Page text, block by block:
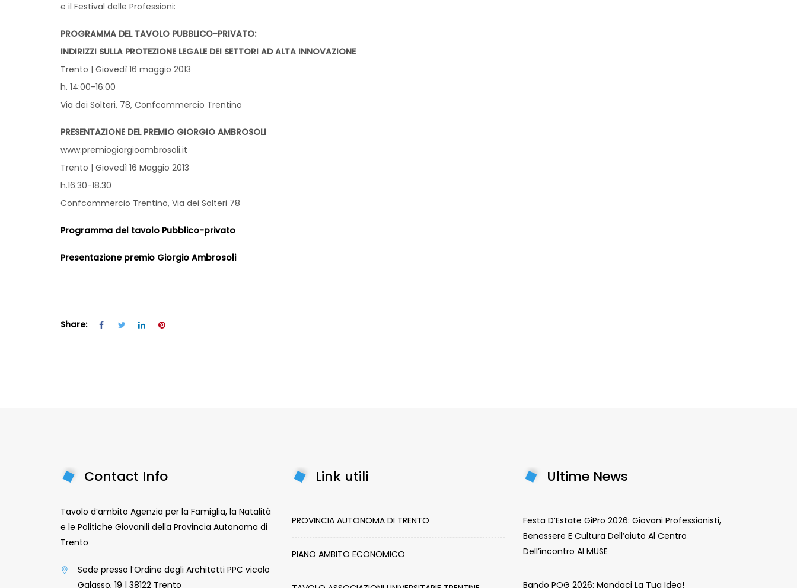
e il Festival delle Professioni:
PROGRAMMA DEL TAVOLO PUBBLICO-PRIVATO:
INDIRIZZI SULLA PROTEZIONE LEGALE DEI SETTORI AD ALTA INNOVAZIONE
Trento | Giovedì 16 maggio 2013
h. 14:00-16:00
Via dei Solteri, 78, Confcommercio Trentino
PRESENTAZIONE DEL PREMIO GIORGIO AMBROSOLI
www.premiogiorgioambrosoli.it
Trento | Giovedì 16 Maggio 2013
h.16.30-18.30
Confcommercio Trentino, Via dei Solteri 78
Programma del tavolo Pubblico-privato
Presentazione premio Giorgio Ambrosoli
Share:
Contact Info
Tavolo d’ambito Agenzia per la Famiglia, la Natalità
e le Politiche Giovanili della Provincia Autonoma di
Trento
Sede presso l’Ordine degli Architetti PPC vicolo
Galasso, 19 | 38122 Trento
Link utili
PROVINCIA AUTONOMA DI TRENTO
PIANO AMBITO ECONOMICO
Ultime News
Festa D’Estate GiPro 2026: Giovani Professionisti,
Benessere E Cultura Dell’aiuto Al Centro
Dell’incontro Al MUSE
Bando POG 2026: Mandaci La Tua Idea!